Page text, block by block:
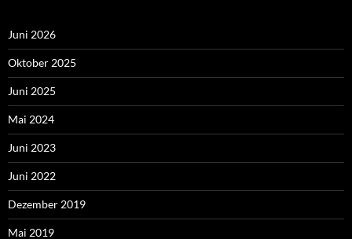
Juni 2026
Oktober 2025
Juni 2025
Mai 2024
Juni 2023
Juni 2022
Dezember 2019
Mai 2019